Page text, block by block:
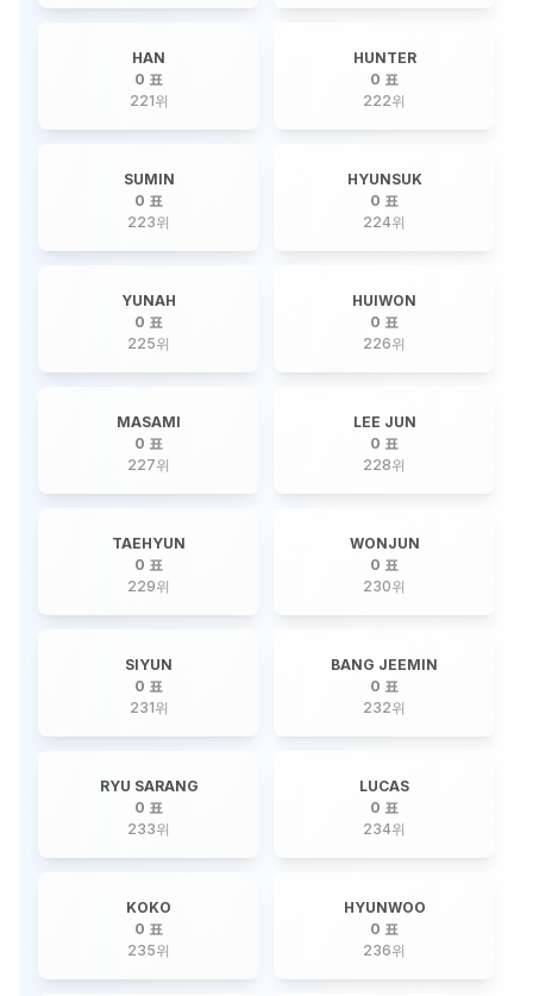
HAN
0 표
221위
HUNTER
0 표
222위
SUMIN
0 표
223위
HYUNSUK
0 표
224위
YUNAH
0 표
225위
HUIWON
0 표
226위
MASAMI
0 표
227위
LEE JUN
0 표
228위
TAEHYUN
0 표
229위
WONJUN
0 표
230위
SIYUN
0 표
231위
BANG JEEMIN
0 표
232위
RYU SARANG
0 표
233위
LUCAS
0 표
234위
KOKO
0 표
235위
HYUNWOO
0 표
236위